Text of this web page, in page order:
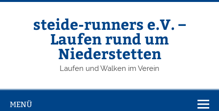
Zum
steide-runners e.V. –
Laufen rund um
Niederstetten
Laufen und Walken im Verein
MENÜ